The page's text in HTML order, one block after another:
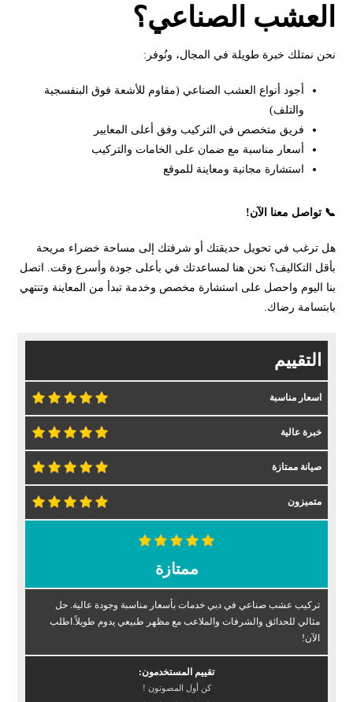
العشب الصناعي؟
نحن نمتلك خبرة طويلة في المجال، ونُوفر:
أجود أنواع العشب الصناعي (مقاوم للأشعة فوق البنفسجية
والتلف)
فريق متخصص في التركيب وفق أعلى المعايير
أسعار مناسبة مع ضمان على الخامات والتركيب
استشارة مجانية ومعاينة للموقع
📞 تواصل معنا الآن!
هل ترغب في تحويل حديقتك أو شرفتك إلى مساحة خضراء مريحة
بأقل التكاليف؟ نحن هنا لمساعدتك في بأعلى جودة وأسرع وقت. اتصل
بنا اليوم واحصل على استشارة مخصص وخدمة تبدأ من المعاينة وتنتهي
بابتسامة رضاك.
التقييم
اسعار مناسبة
خبرة عالية
صيانة ممتازة
متميزون
ممتازة
تركيب عشب صناعي في دبي خدمات بأسعار مناسبة وجودة عالية. حل
مثالي للحدائق والشرفات والملاعب مع مظهر طبيعي يدوم طويلاً.اطلب
الآن!
تقييم المستخدمون:
كن أول المصوتون !